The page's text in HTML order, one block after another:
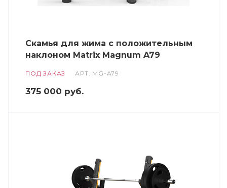
Скамья для жима с положительным
наклоном Matrix Magnum A79
ПОД ЗАКАЗ АРТ. MG-A79
375 000 руб.